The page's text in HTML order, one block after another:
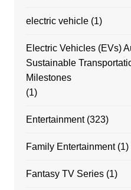
electric vehicle(1)
Electric Vehicles (EVs)
Sustainable
Milestones
(1)
Entertainment(323)
Family Entertainment(1)
Fantasy TV Series(1)